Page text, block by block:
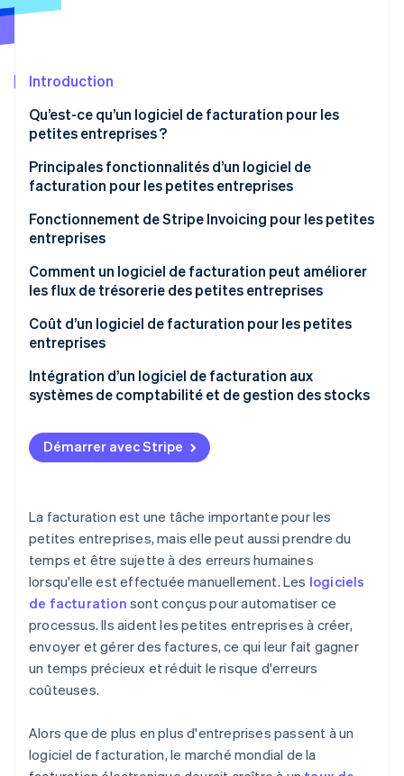
Découvrez les prochaines évolutions
Atlas
Climate
Élimination du carbone
Identity
Vérification de l'identité
Stripe Sessions 2026
Regarder la vidéo
Partenaires
Stripe App Marketplace
Introduction
Qu’est-ce qu’un logiciel de facturation pour les
petites entreprises ?
Principales fonctionnalités d’un logiciel de
facturation pour les petites entreprises
Fonctionnement de Stripe Invoicing pour les petites
entreprises
Comment un logiciel de facturation peut améliorer
les flux de trésorerie des petites entreprises
Coût d’un logiciel de facturation pour les petites
entreprises
Intégration d’un logiciel de facturation aux
systèmes de comptabilité et de gestion des stocks
Maintien des données financières unifiées
Automatisation de la comptabilité
Suivi des ventes et des dépenses
Simplification du calcul des taxes
Génération de rapports financiers complets
Démarrer avec Stripe
La facturation est une tâche importante pour les
petites entreprises, mais elle peut aussi prendre du
temps et être sujette à des erreurs humaines
lorsqu'elle est effectuée manuellement. Les logiciels
de facturation sont conçus pour automatiser ce
processus. Ils aident les petites entreprises à créer,
envoyer et gérer des factures, ce qui leur fait gagner
un temps précieux et réduit le risque d'erreurs
coûteuses.
Alors que de plus en plus d'entreprises passent à un
logiciel de facturation, le marché mondial de la